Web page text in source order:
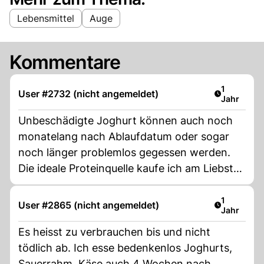
Lebensmittel Auge
Kommentare
User #2732 (nicht angemeldet) Artikel
1
Jahr
Unbeschädigte Joghurt können auch noch
monatelang nach Ablaufdatum oder sogar
noch länger problemlos gegessen werden.
Die ideale Proteinquelle kaufe ich am Liebsten
mit 50% Preisreduktion, denn ein Joghurt
besitzt eine Zusammensetzung, die lange
erlaubt. Gekühlt konnte festgestellt werden,
dass sie auch noch ein Jahr nach
User #2865 (nicht angemeldet) Artikel
1
Jahr
Es heisst zu verbrauchen bis und nicht
tödlich ab. Ich esse bedenkenlos Joghurts,